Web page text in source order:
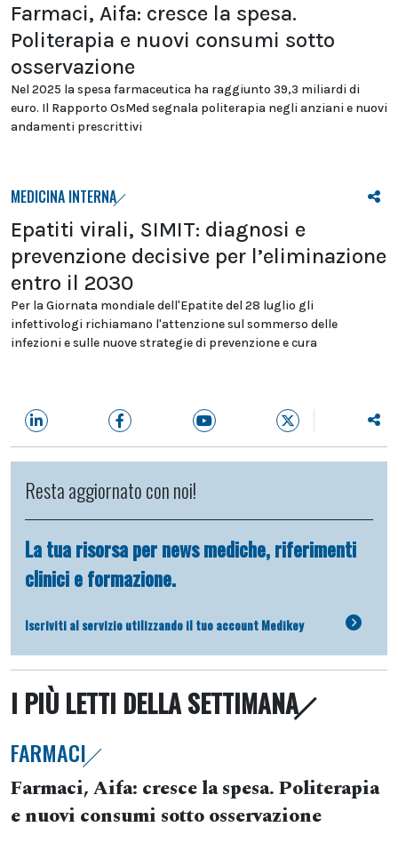
Farmaci, Aifa: cresce la spesa.
Politerapia e nuovi consumi sotto
osservazione
Nel 2025 la spesa farmaceutica ha raggiunto 39,3 miliardi di
euro. Il Rapporto OsMed segnala politerapia negli anziani e nuovi
andamenti prescrittivi
MEDICINA INTERNA
Epatiti virali, SIMIT: diagnosi e
prevenzione decisive per l’eliminazione
entro il 2030
Per la Giornata mondiale dell'Epatite del 28 luglio gli
infettivologi richiamano l'attenzione sul sommerso delle
infezioni e sulle nuove strategie di prevenzione e cura
Resta aggiornato con noi!
La tua risorsa per news mediche, riferimenti
clinici e formazione.
Iscriviti al servizio utilizzando il tuo account Medikey
I PIÙ LETTI DELLA SETTIMANA
FARMACI
Farmaci, Aifa: cresce la spesa. Politerapia
e nuovi consumi sotto osservazione